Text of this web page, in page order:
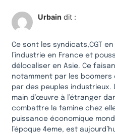
Urbain dit :
Ce sont les syndicats,CGT
l’industrie en France et
délocaliser en Asie. Ce
notamment par les
par des peuples industrieux.
main d’œuvre à l’étranger
combattre la famine chez
puissance économique
l’époque 4eme, est